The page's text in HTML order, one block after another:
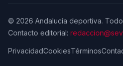
© 2026 Andalucía deportiva.
Contacto editorial:
PrivacidadCookiesTérminos